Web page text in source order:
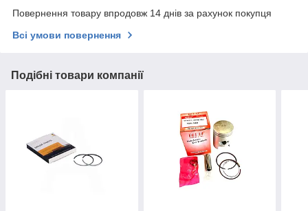
Повернення товару впродовж 14 днів за рахунок покупця
Всі умови повернення
Подібні товари компанії